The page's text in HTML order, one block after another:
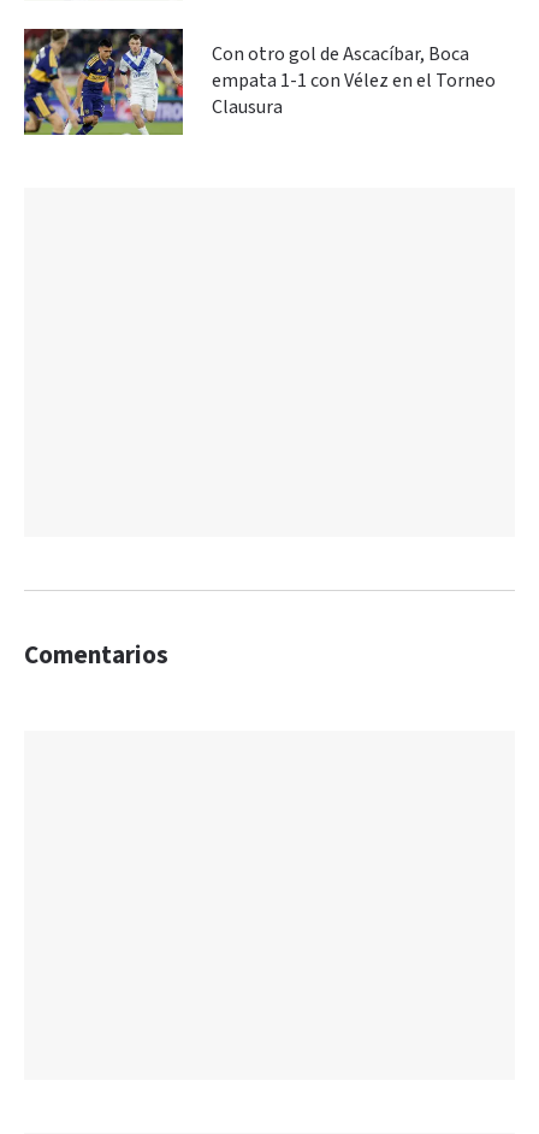
Con otro gol de Ascacíbar, Boca
empata 1-1 con Vélez en el Torneo
Clausura
Comentarios